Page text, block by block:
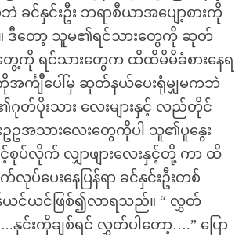
ခင်နှင်းဦး ဘရာစီယာအပျော့စားကို
ဒီတော့ သူမ၏ရင်သားတွေကို ဆုတ်
ကို ရင်သားတွေက ထိထိမိမိခံစားနေရ
င်္ကျီပေါ်မှ ဆုတ်နယ်ပေးရုံမျှမကဘဲ
ပိုးသား လေးများနှင့် လည်တိုင်
းဥဥအသားလေးတွေကိုပါ သူ၏ပူနွေး
စုပ်လိုက် လျှာဖျားလေးနှင့်တို့ ကာ ထိ
ပ်ပေးနေပြန်ရာ ခင်နှင်းဦးတစ်
င်ယင်ဖြစ်၍လာရသည်။ “ လွှတ်
နှင်းကိုချစ်ရင် လွှတ်ပါတော့….” ပြော